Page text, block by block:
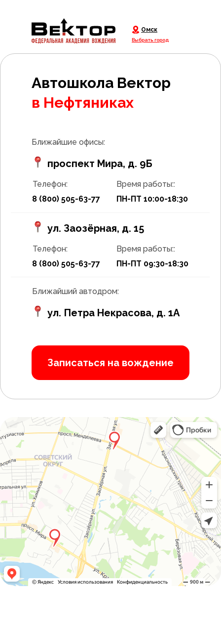
Омск
Выбрать город
Автошкола Вектор
в Нефтяниках
Ближайшие офисы:
проспект Мира, д. 9Б
8 (800) 505-63-77
Телефон:
ПН-ПТ 10:00-18:30
Время работы::
Записаться на вождение
ул. Петра Некрасова, д. 1А
Ближайший автодром:
ул. Заозёрная, д. 15
8 (800) 505-63-77
Телефон:
ПН-ПТ 09:30-18:30
Время работы::
Оставь заявку и получи
права в короткие сроки
Согласен/согласна на обработку персональных
данныхиобработку данных интернет-сервисами
Записаться